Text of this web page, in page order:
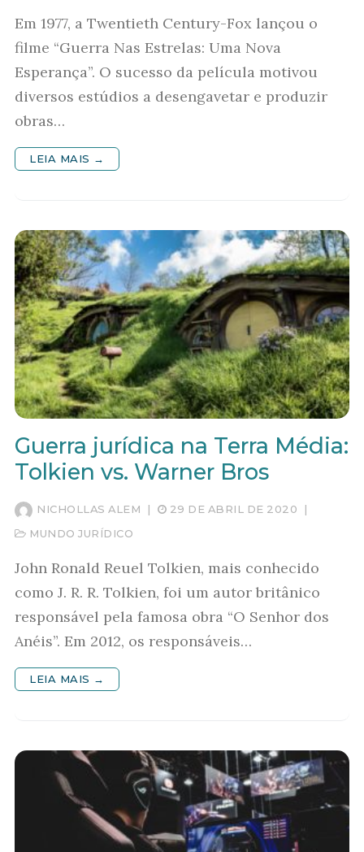
Em 1977, a Twentieth Century-Fox lançou o
filme “Guerra Nas Estrelas: Uma Nova
Esperança”. O sucesso da película motivou
diversos estúdios a desengavetar e produzir
obras…
LEIA MAIS →
Guerra jurídica na Terra Média:
Tolkien vs. Warner Bros
NICHOLLAS ALEM | 29 DE ABRIL DE 2020
|
MUNDO JURÍDICO
John Ronald Reuel Tolkien, mais conhecido
como J. R. R. Tolkien, foi um autor britânico
responsável pela famosa obra “O Senhor dos
Anéis”. Em 2012, os responsáveis…
LEIA MAIS →